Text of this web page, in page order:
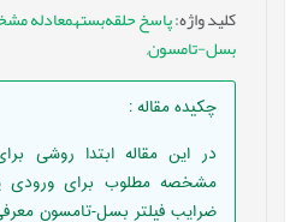
کلید واژه:پاسخ حلقه‌بستهمعادله
بسل-تامسون,
چکیده مقاله:
در اين مقاله ابتدا روشی
مشخصه مطلوب برای ورودی
ضرايب فيلتر بسل-تامسون